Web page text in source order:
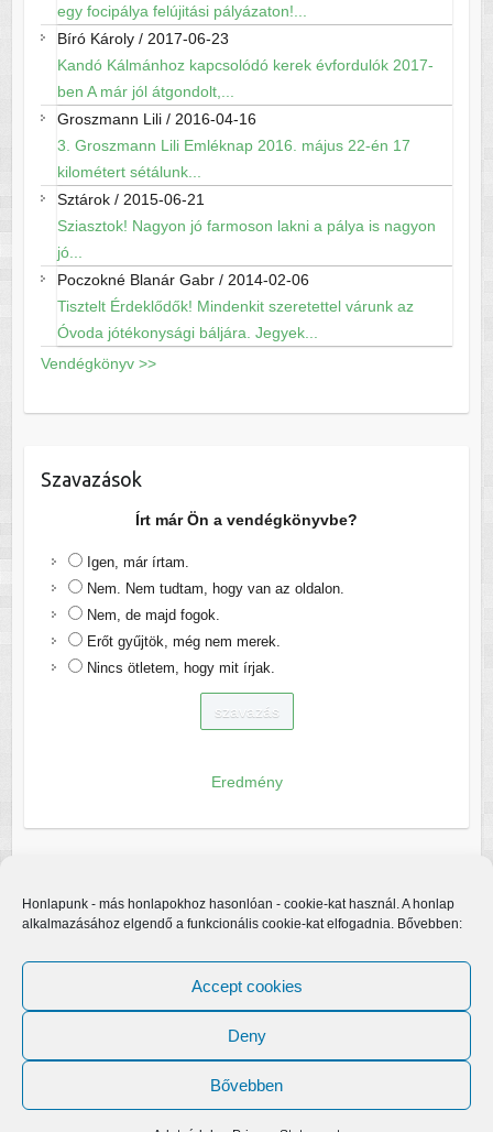
Honlapunk - más honlapokhoz hasonlóan - cookie-kat használ. A honlap
alkalmazásához elgendő a funkcionális cookie-kat elfogadnia. Bővebben:
Accept cookies
Deny
Bővebben
egy focipálya felújitási pályázaton!...
Bíró Károly/ 2017-06-23
Kandó Kálmánhoz kapcsolódó kerek évfordulók 2017-
ben A már jól átgondolt,...
Groszmann Lili/ 2016-04-16
3. Groszmann Lili Emléknap 2016. május 22-én 17
kilométert sétálunk...
Sztárok/ 2015-06-21
Sziasztok! Nagyon jó farmoson lakni a pálya is nagyon
jó...
Poczokné Blanár Gabr/ 2014-02-06
Tisztelt Érdeklődők! Mindenkit szeretettel várunk az
Óvoda jótékonysági báljára. Jegyek...
Vendégkönyv >>
Szavazások
Írt már Ön a vendégkönyvbe?
Igen, már írtam.
Nem. Nem tudtam, hogy van az oldalon.
Nem, de majd fogok.
Erőt gyűjtök, még nem merek.
Nincs ötletem, hogy mit írjak.
Eredmény
Egerfarmos.hu. A sablont készítette:
WordPress